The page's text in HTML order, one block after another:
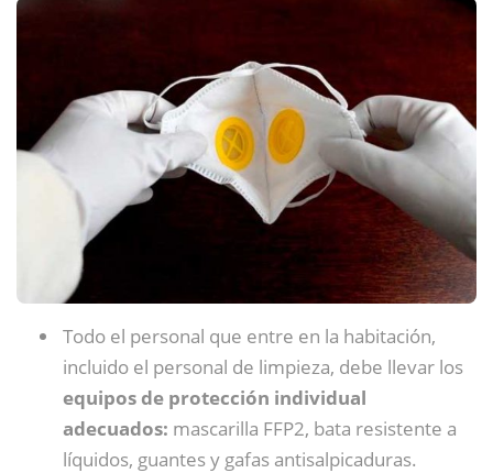
Todo el personal que entre en la habitación,
incluido el personal de limpieza, debe llevar los
equipos de protección individual
adecuados: mascarilla FFP2, bata resistente a
líquidos, guantes y gafas antisalpicaduras.